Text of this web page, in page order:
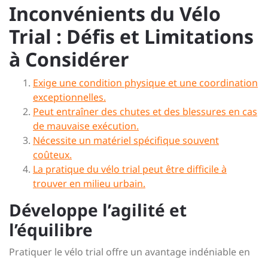
Inconvénients du Vélo
Trial : Défis et Limitations
à Considérer
Exige une condition physique et une coordination
exceptionnelles.
Peut entraîner des chutes et des blessures en cas
de mauvaise exécution.
Nécessite un matériel spécifique souvent
coûteux.
La pratique du vélo trial peut être difficile à
trouver en milieu urbain.
Développe l’agilité et
l’équilibre
Pratiquer le vélo trial offre un avantage indéniable en